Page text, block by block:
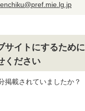
サイトにするため
ください
掲載されていましたか？